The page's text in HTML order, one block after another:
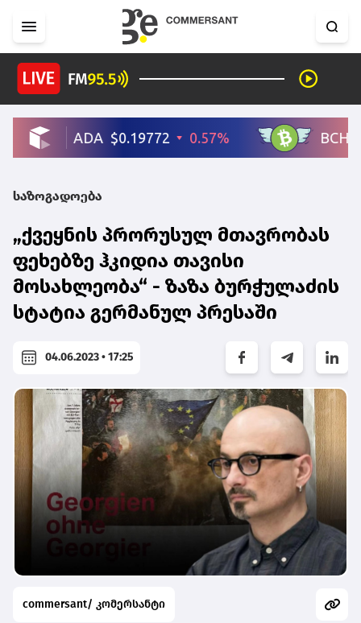
საზოგადოება
„ქვეყნის პრორუსულ მთავრობას
ფეხებზე ჰკიდია თავისი
მოსახლეობა“ - ზაზა ბურჭულაძის
სტატია გერმანულ პრესაში
04.06.2023 • 17:25
commersant/ კომერსანტი